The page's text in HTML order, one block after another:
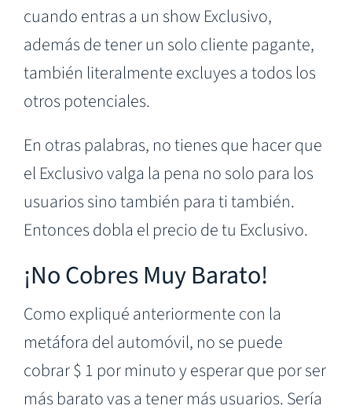
cuando entras a un show Exclusivo,
además de tener un solo cliente pagante,
también literalmente excluyes a todos los
otros potenciales.
En otras palabras, no tienes que hacer que
el Exclusivo valga la pena no solo para los
usuarios sino también para ti también.
Entonces dobla el precio de tu Exclusivo.
¡No Cobres Muy Barato!
Como expliqué anteriormente con la
metáfora del automóvil, no se puede
cobrar $ 1 por minuto y esperar que por ser
más barato vas a tener más usuarios. Sería